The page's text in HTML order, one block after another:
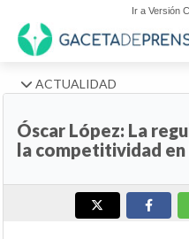
Ir a Versión
ACTUALIDAD
Óscar López: La
la competitividad en